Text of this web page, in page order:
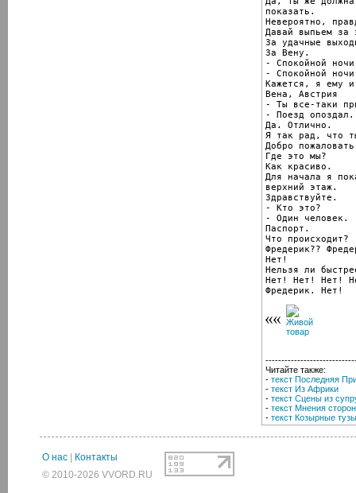
показать.
Невероятно,
Давай выпьем
За удачные
За Вену.
- Спокойной
- Спокойной
Кажется, я ему и
Вена, Австрия
- Ты все-таки
- Поезд опоздал.
Да. Отлично.
Я так рад, что
Добро
Где это мы?
Как красиво.
Для начала я
верхний этаж.
Здравствуйте.
- Кто это?
- Один человек.
Паспорт.
Что происходит?
Фредерик??
Нет!
Нельзя ли
Нет! Нет! Нет!
Фредерик. Нет!
Читайте также:
- текст Последняя
- текст Из Африки
- текст Сцены из
- текст Мнения сторон
- текст Козырные тузы
О нас
Контакты
© 2010-2026 VVORD.RU